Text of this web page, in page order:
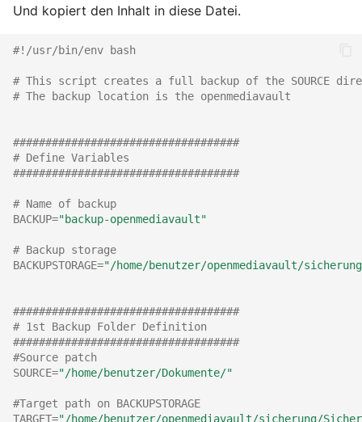
August 2021
Juli 2021
Juni 2021
April 2021
März 2021
Februar 2021
Januar 2021
November 2020
September 2020
August 2020
Und kopiert den Inhalt in diese Datei.
#!/usr/bin/env bash
# This script creates a full backup of the SOURCE
# The backup location is the openmediavault
###################################
# Define Variables
###################################
# Name of backup
BACKUP="backup-openmediavault"
# Backup storage
BACKUPSTORAGE="/home/benutzer/openmediavault/
###################################
# 1st Backup Folder Definition
###################################
#Source patch
SOURCE="/home/benutzer/Dokumente/"
#Target path on BACKUPSTORAGE
TARGET="/home/benutzer/openmediavault/sicherung/